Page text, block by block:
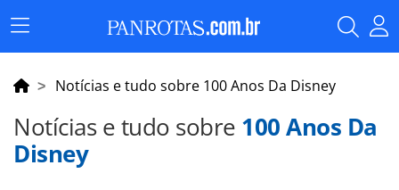
Menu
Principal
Notícias e tudo sobre 100 Anos Da Disney
Notícias e tudo sobre 100 Anos Da
Disney